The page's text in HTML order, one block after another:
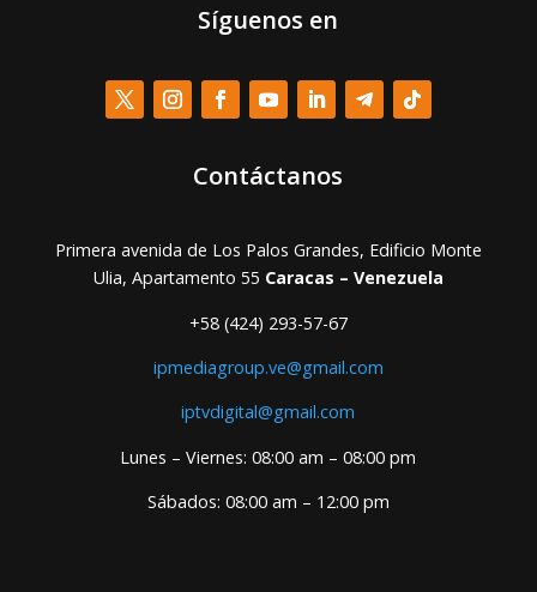
Síguenos en
Contáctanos
Primera avenida de Los Palos Grandes, Edificio Monte
Ulia, Apartamento 55 Caracas – Venezuela
+58 (424) 293-57-67
ipmediagroup.ve@gmail.com
iptvdigital@gmail.com
Lunes – Viernes: 08:00 am – 08:00 pm
Sábados: 08:00 am – 12:00 pm